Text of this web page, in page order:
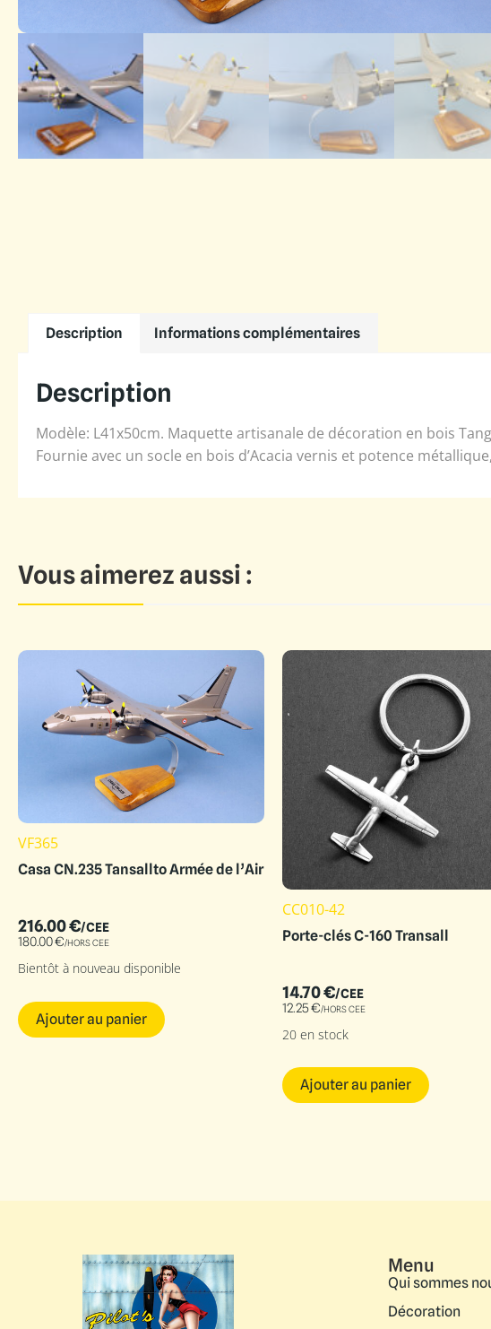
Description Informations complémentaires
Description
Modèle: L41x50cm. Maquette artisanale de décoration en bois
Fournie avec un socle en bois d’Acacia vernis et potence
Vous aimerez aussi :
VF365
Casa CN.235 Tansallto Armée de l’Air
216.00€/CEE
180.00€/HORS CEE
Bientôt à nouveau disponible
Ajouter au panier
CC010-42
Porte-clés C-160 Transall
14.70€/CEE
12.25€/HORS CEE
20 en stock
Ajouter au panier
Menu
Qui sommes
Décoration